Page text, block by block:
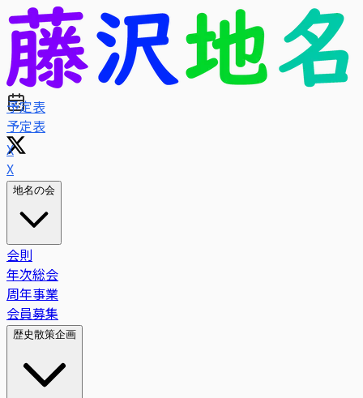
予定表
X
地名の会
会則
年次総会
周年事業
会員募集
歴史散策企画